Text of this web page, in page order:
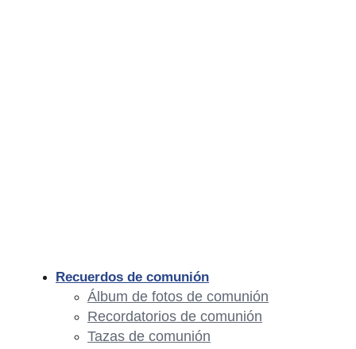
Recuerdos de comunión
Álbum de fotos de comunión
Recordatorios de comunión
Tazas de comunión